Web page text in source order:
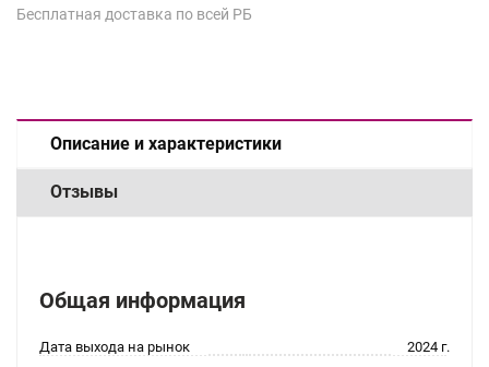
Бесплатная доставка по всей РБ
Описание и характеристики
Отзывы
Общая информация
Дата выхода на рынок
2024 г.